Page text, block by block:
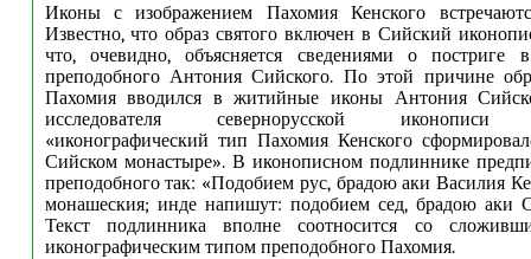
Иконы с изображением Пахомия Кенского
Известно, что образ святого включен в Сийский
что, очевидно, объясняется сведениями о постриге
преподобного Антония Сийского. По этой причине
Пахомия вводился в житийные иконы Антония
исследователя севернорусской
«иконографический тип Пахомия Кенского
Сийском монастыре». В иконописном подлиннике
преподобного так: «Подобием рус, брадою аки Василия
монашеския; инде напишут: подобием сед, брадою аки
Текст подлинника вполне соотносится со
иконографическим типом преподобного Пахомия.